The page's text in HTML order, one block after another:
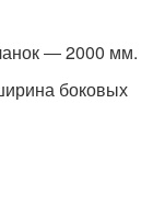
― 2000 мм.
боковых